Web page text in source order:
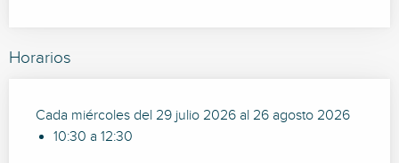
Horarios
Cada miércoles del 29 julio 2026 al 26 agosto 2026
10:30 a 12:30